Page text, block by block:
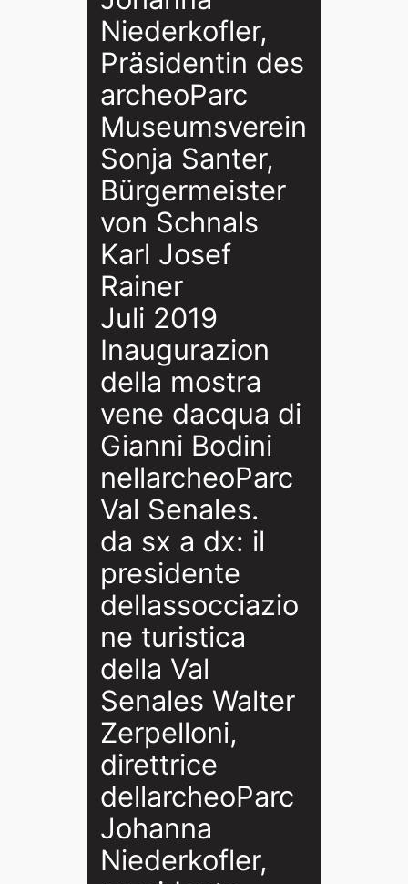
Niederkofler,
Präsidentin des
archeoParc
Museumsverein
Sonja Santer,
Bürgermeister
von Schnals
Karl Josef
Rainer
Juli 2019
Inaugurazion
della mostra
vene dacqua di
Gianni Bodini
nellarcheoParc
Val Senales.
da sx a dx: il
presidente
dellassocciazio
ne turistica
della Val
Senales Walter
Zerpelloni,
direttrice
dellarcheoParc
Johanna
Niederkofler,